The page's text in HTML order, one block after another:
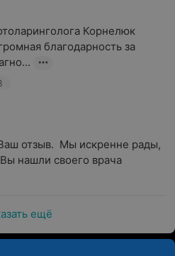
Корнелюк
благодарность за
отзыв.  Мы искренне рады,
нашли своего врача
ещё